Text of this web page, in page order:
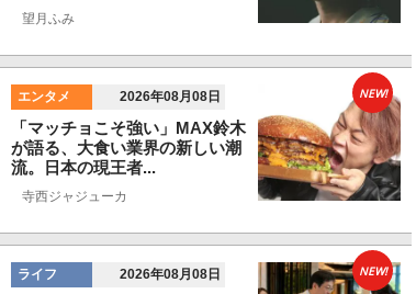
望月ふみ
エンタメ 2026年08月08日
「マッチョこそ強い」MAX鈴木
が語る、大食い業界の新しい潮
流。日本の現王者...
寺西ジャジューカ
NEW!
ライフ 2026年08月08日 NEW!